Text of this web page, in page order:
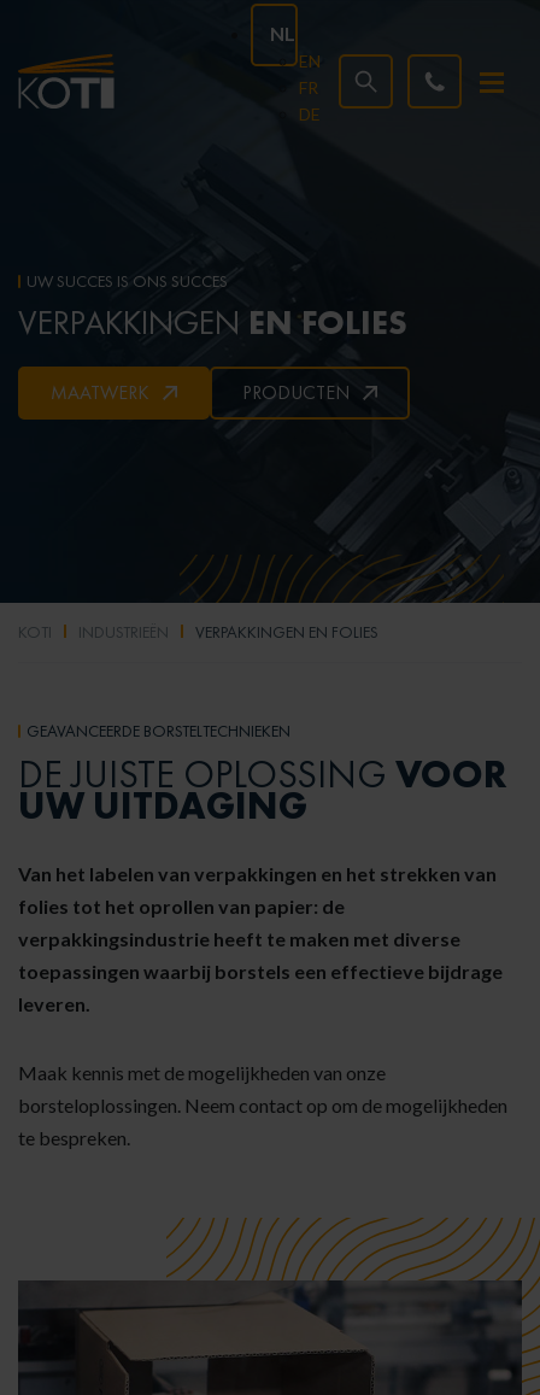
NL
EN
FR
DE
UW SUCCES IS ONS SUCCES
VERPAKKINGEN EN FOLIES
MAATWERK PRODUCTEN
KOTI INDUSTRIEËN VERPAKKINGEN EN FOLIES
GEAVANCEERDE BORSTELTECHNIEKEN
DE JUISTE OPLOSSING VOOR
UW UITDAGING
Van het labelen van verpakkingen en het strekken van
folies tot het oprollen van papier: de
verpakkingsindustrie heeft te maken met diverse
toepassingen waarbij borstels een effectieve bijdrage
leveren.
Maak kennis met de mogelijkheden van onze
borsteloplossingen. Neem contact op om de mogelijkheden
te bespreken.